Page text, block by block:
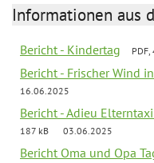
Informationen aus
Bericht - Kindertag
Bericht - Frischer Wind
16.06.2025
Bericht - Adieu
187 kB
03.06.2025
Bericht Oma und Opa